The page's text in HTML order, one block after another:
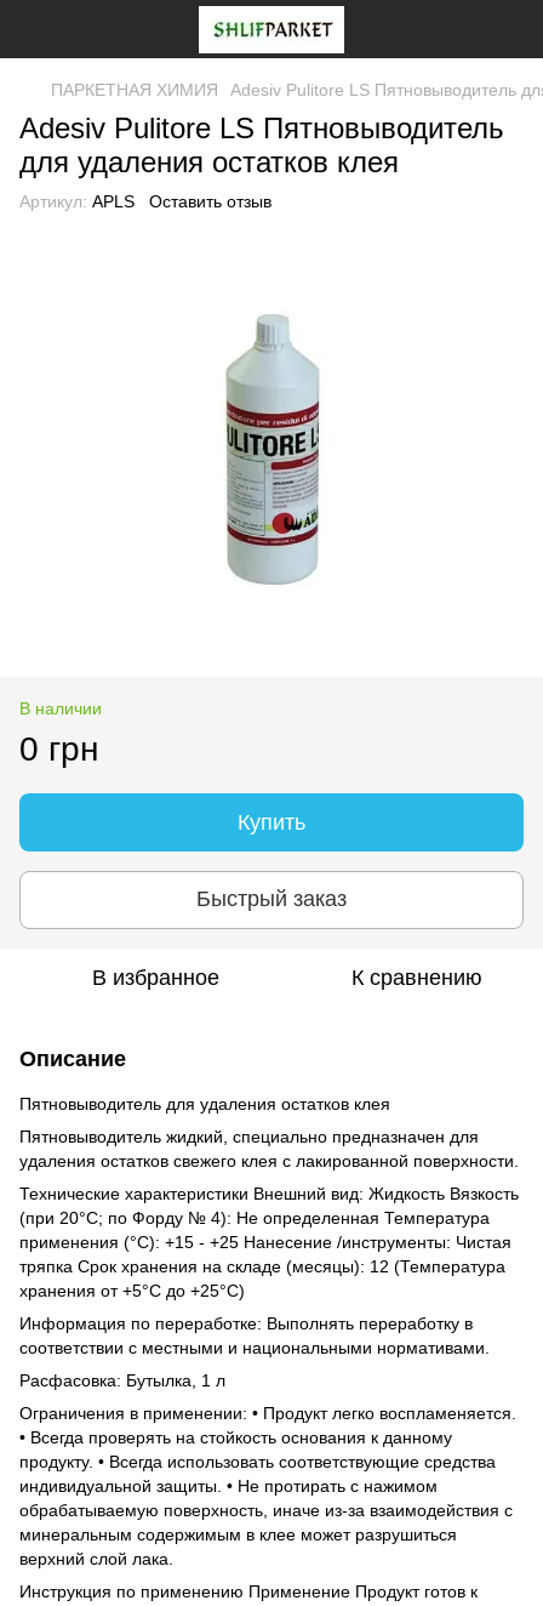
ПАРКЕТНАЯ ХИМИЯ Adesiv Pulitore LS Пятновыводитель
Adesiv Pulitore LS Пятновыводитель
для удаления остатков клея
Артикул: APLS Оставить отзыв
В наличии
0 грн
Купить
Быстрый заказ
В избранное К сравнению
Описание
Пятновыводитель для удаления остатков клея
Пятновыводитель жидкий, специально предназначен для
удаления остатков свежего клея с лакированной поверхности.
Технические характеристики Внешний вид: Жидкость Вязкость
(при 20°C; по Форду № 4): Не определенная Температура
применения (°C): +15 - +25 Нанесение /инструменты: Чистая
тряпка Срок хранения на складе (месяцы): 12 (Температура
хранения от +5°C до +25°C)
Информация по переработке: Выполнять переработку в
соответствии с местными и национальными нормативами.
Расфасовка: Бутылка, 1 л
Ограничения в применении: • Продукт легко воспламеняется.
• Всегда проверять на стойкость основания к данному
продукту. • Всегда использовать соответствующие средства
индивидуальной защиты. • Не протирать с нажимом
обрабатываемую поверхность, иначе из-за взаимодействия с
минеральным содержимым в клее может разрушиться
верхний слой лака.
Инструкция по применению Применение Продукт готов к